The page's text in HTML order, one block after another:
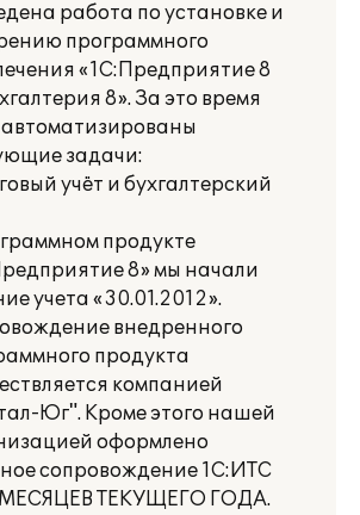
работа по установке и
программного
«1С:Предприятие 8
8». За это время
задачи:
учёт и бухгалтерский
продукте
8» мы начали
учета «30.01.2012».
внедренного
продукта
компанией
Юг". Кроме этого нашей
оформлено
сопровождение 1С:ИТС
ТЕКУЩЕГО ГОДА.